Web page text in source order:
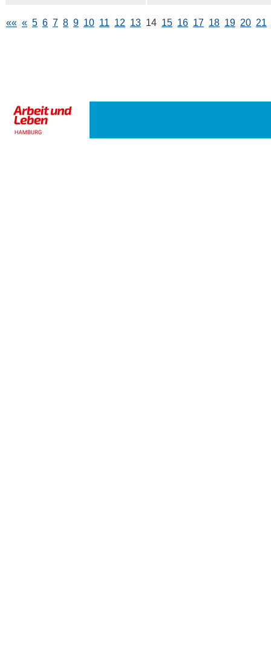
«« « 5 6 7 8 9 10 11 12 13 14 15 16 17 18 19 20 21